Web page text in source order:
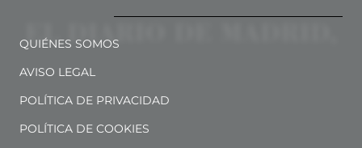
QUIÉNES SOMOS
AVISO LEGAL
POLÍTICA DE PRIVACIDAD
POLÍTICA DE COOKIES